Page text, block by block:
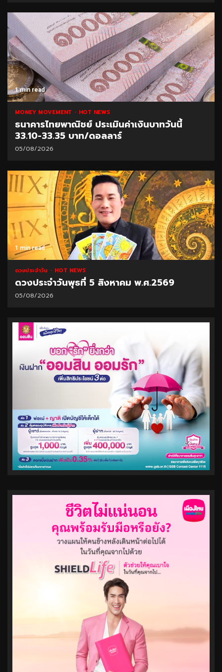
1 min read
MONEY MOVEMENT HOT NEWS
ธนาคารไทยพาณิชย์ ประเมินค่าเงินบาทวันนี้
33.10-33.35 บาท/ดอลลาร์
05/08/2026
1 min read
ดวงประจำวัน HOT NEWS
ดวงประจำวันพุธที่ 5 สิงหาคม พ.ศ.2569
05/08/2026